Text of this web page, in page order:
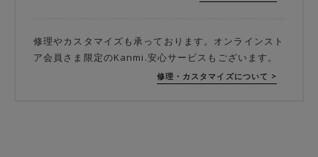
修理やカスタマイズも承っております。オンラインスト
ア会員さま限定のKanmi.安心サービスもございます。
修理・カスタマイズについて >